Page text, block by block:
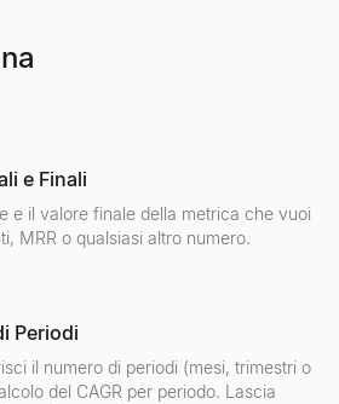
e Finali
e il valore finale della metrica che vuoi
MRR o qualsiasi altro numero.
Periodi
il numero di periodi (mesi, trimestri o
del CAGR per periodo. Lascia